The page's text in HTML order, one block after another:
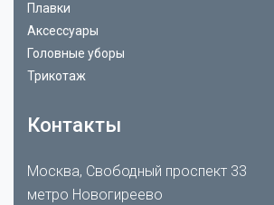
Плавки
Аксессуары
Головные уборы
Трикотаж
Контакты
Москва, Свободный проспект 33
метро Новогиреево